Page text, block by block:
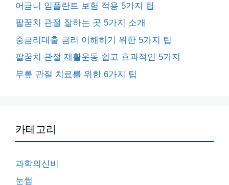
어금니 임플란트 보험 적용 5가지 팁
팔꿈치 관절 잘하는 곳 5가지 소개
중금리대출 금리 이해하기 위한 5가지 팁
팔꿈치 관절 재활운동 쉽고 효과적인 5가지
무릎 관절 치료를 위한 6가지 팁
카테고리
과학의신비
눈썹